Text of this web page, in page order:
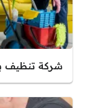
شركة تنظيف